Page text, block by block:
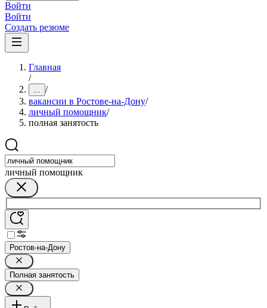
Войти
Войти
Создать резюме
Главная
/
... /
вакансии в Ростове-на-Дону/
личный помощник/
полная занятость
личный помощник
Ростов-на-Дону
Полная занятость